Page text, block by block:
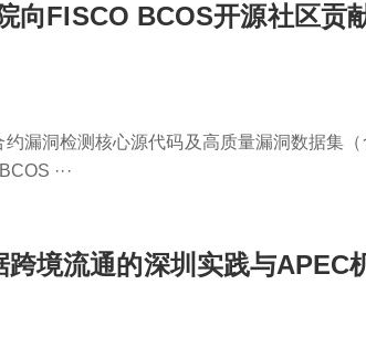
向FISCO BCOS开源社区贡
漏洞检测核心源代码及高质量漏洞数据集
···
境流通的深圳实践与APEC